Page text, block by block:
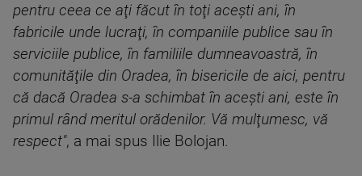
pentru ceea ce aţi făcut în toţi aceşti ani, în
fabricile unde lucraţi, în companiile publice sau în
serviciile publice, în familiile dumneavoastră, în
comunităţile din Oradea, în bisericile de aici, pentru
că dacă Oradea s-a schimbat în aceşti ani, este în
primul rând meritul orădenilor. Vă mulţumesc, vă
respect", a mai spus Ilie Bolojan.